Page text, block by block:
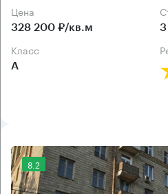
Цена
328 200 ₽/кв.м
класс
А
8.2